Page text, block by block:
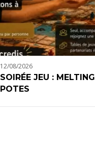
12/08/2026
SOIRÉE JEU : MELTING
POTES